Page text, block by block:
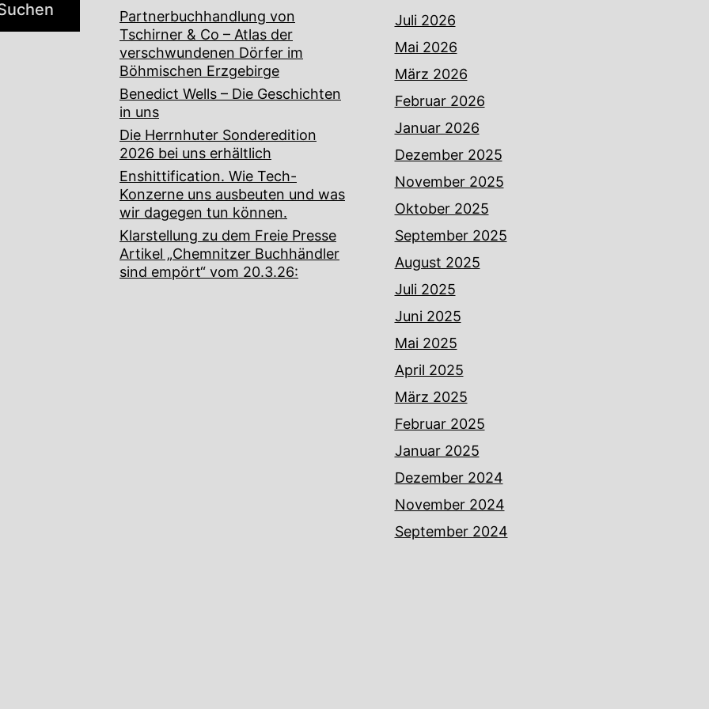
Partnerbuchhandlung von
Tschirner & Co – Atlas der
verschwundenen Dörfer im
Böhmischen Erzgebirge
Benedict Wells – Die Geschichten
in uns
Die Herrnhuter Sonderedition
2026 bei uns erhältlich
Enshittification. Wie Tech-
Konzerne uns ausbeuten und was
wir dagegen tun können.
Klarstellung zu dem Freie Presse
Artikel „Chemnitzer Buchhändler
sind empört“ vom 20.3.26:
Juli 2026
Mai 2026
März 2026
Februar 2026
Januar 2026
Dezember 2025
November 2025
Oktober 2025
September 2025
August 2025
Juli 2025
Juni 2025
Mai 2025
April 2025
März 2025
Februar 2025
Januar 2025
Dezember 2024
November 2024
September 2024